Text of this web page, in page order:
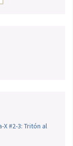
#2-3: Tritón al